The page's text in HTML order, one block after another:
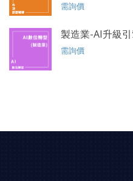
需詢價
製造業-AI升級
需詢價